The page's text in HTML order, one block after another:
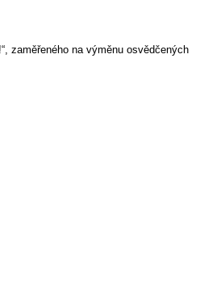
zaměřeného na výměnu osvědčených